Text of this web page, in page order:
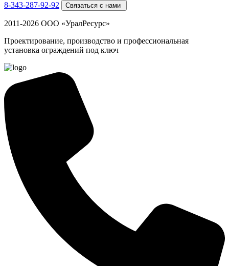
8-343-287-92-92
Связаться с нами
2011-2026 ООО «УралРесурс»
Проектирование, производство и профессиональная
установка ограждений под ключ